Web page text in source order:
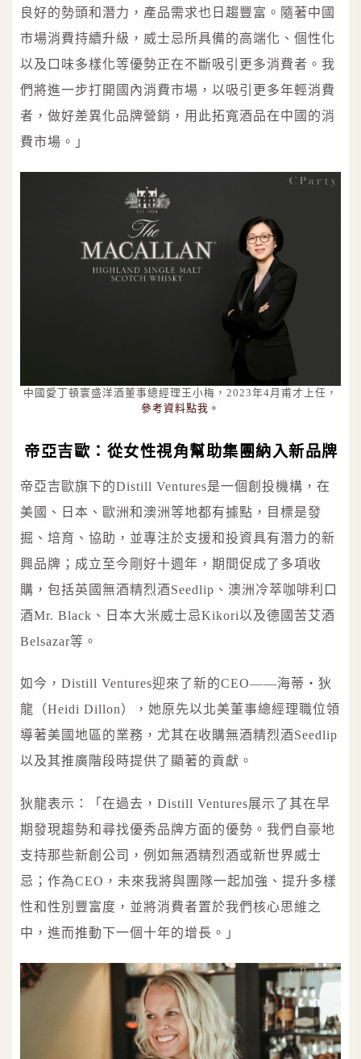
良好的勢頭和潛力，產品需求也日趨豐富。隨著中國
市場消費持續升級，威士忌所具備的高端化、個性化
以及口味多樣化等優勢正在不斷吸引更多消費者。我
們將進一步打開國內消費市場，以吸引更多年輕消費
者，做好差異化品牌營銷，用此拓寬酒品在中國的消
費市場。」
中國愛丁頓寰盛洋酒董事總經理王小梅，2023年4月甫才上任，
參考資料點我。
帝亞吉歐：從女性視角幫助集團納入新品牌
帝亞吉歐旗下的Distill Ventures是一個創投機構，在
美國、日本、歐洲和澳洲等地都有據點，目標是發
掘、培育、協助，並專注於支援和投資具有潛力的新
興品牌；成立至今剛好十週年，期間促成了多項收
購，包括英國無酒精烈酒Seedlip、澳洲冷萃咖啡利口
酒Mr. Black、日本大米威士忌Kikori以及德國苦艾酒
Belsazar等。
如今，Distill Ventures迎來了新的CEO——海蒂‧狄
龍（Heidi Dillon），她原先以北美董事總經理職位領
導著美國地區的業務，尤其在收購無酒精烈酒Seedlip
以及其推廣階段時提供了顯著的貢獻。
狄龍表示：「在過去，Distill Ventures展示了其在早
期發現趨勢和尋找優秀品牌方面的優勢。我們自豪地
支持那些新創公司，例如無酒精烈酒或新世界威士
忌；作為CEO，未來我將與團隊一起加強、提升多樣
性和性別豐富度，並將消費者置於我們核心思維之
中，進而推動下一個十年的增長。」